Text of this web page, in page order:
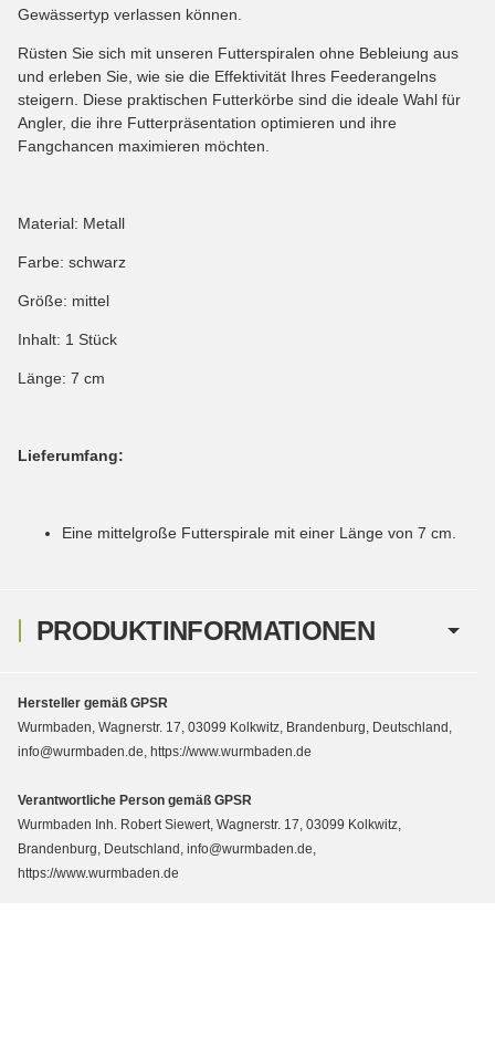
PRODUKTINFORMATIONEN
Gewässertyp verlassen können.
Rüsten Sie sich mit unseren Futterspiralen ohne Bebleiung aus
und erleben Sie, wie sie die Effektivität Ihres Feederangelns
steigern. Diese praktischen Futterkörbe sind die ideale Wahl für
Angler, die ihre Futterpräsentation optimieren und ihre
Fangchancen maximieren möchten.
Material: Metall
Farbe: schwarz
Größe: mittel
Inhalt: 1 Stück
Länge: 7 cm
Lieferumfang:
Eine mittelgroße Futterspirale mit einer Länge von 7 cm.
Hersteller gemäß GPSR
Wurmbaden, Wagnerstr. 17, 03099 Kolkwitz, Brandenburg, Deutschland,
info@wurmbaden.de, https://www.wurmbaden.de
Verantwortliche Person gemäß GPSR
Wurmbaden Inh. Robert Siewert, Wagnerstr. 17, 03099 Kolkwitz,
Brandenburg, Deutschland, info@wurmbaden.de,
https://www.wurmbaden.de